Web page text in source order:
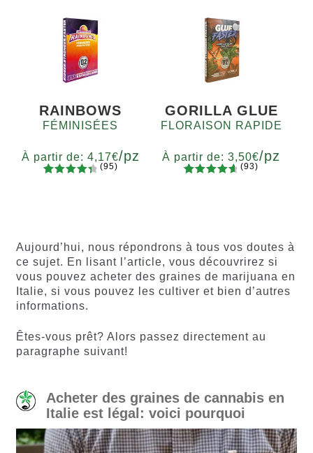
5 basé
sur
notations
client
client
RAINBOWS
FÉMINISÉES
À partir de: 4,17€/pz
notations
client
(95)
GORILLA GLUE
FLORAISON RAPIDE
À partir de:3,50€/pz
client
(93)
Aujourd’hui, nous répondrons à tous vos doutes à
ce sujet. En lisant l’article, vous découvrirez si
vous pouvez acheter des graines de marijuana en
Italie, si vous pouvez les cultiver et bien d’autres
informations.
Êtes-vous prêt? Alors passez directement au
paragraphe suivant!
Acheter des graines de cannabis en
Italie est légal: voici pourquoi